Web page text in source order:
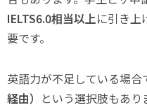
IELTS6.0相当以上に引き上
要です。
英語力が不足している場合
経由） という選択肢もあり